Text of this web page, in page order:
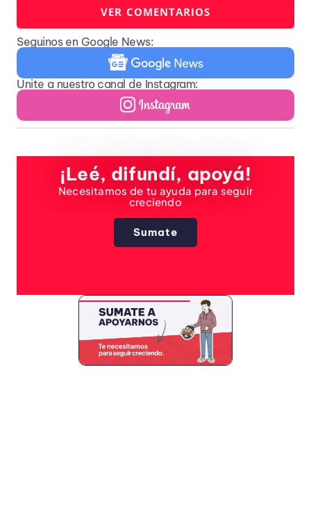
VER COMENTARIOS
Seguinos en Google News:
Unite a nuestro canal de Instagram:
¡Leé, difundí, apoyá!
Necesitamos de tu ayuda para seguir
creciendo
Sumate